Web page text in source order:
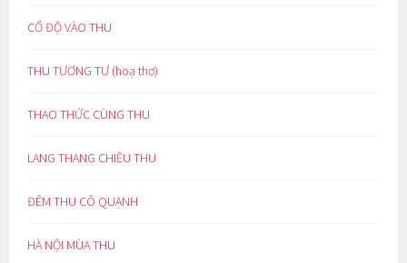
CỔ ĐỘ VÀO THU
THU TƯƠNG TƯ (hoạ thơ)
THAO THỨC CÙNG THU
LANG THANG CHIỀU THU
ĐÊM THU CÔ QUẠNH
HÀ NỘI MÙA THU